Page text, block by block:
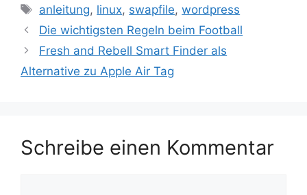
Schlagwörter
anleitung, linux, swapfile,wordpress
Die wichtigsten Regeln beim Football
Fresh and Rebell Smart Finder als
Alternative zu Apple Air Tag
Schreibe einen Kommentar